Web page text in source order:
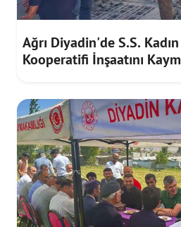
Ağrı Diyadin'de S.S.
Kooperatifi İnşaatını